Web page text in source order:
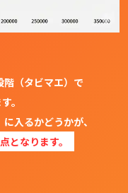
（タビマエ）で
。
入るかどうかが、
となります。